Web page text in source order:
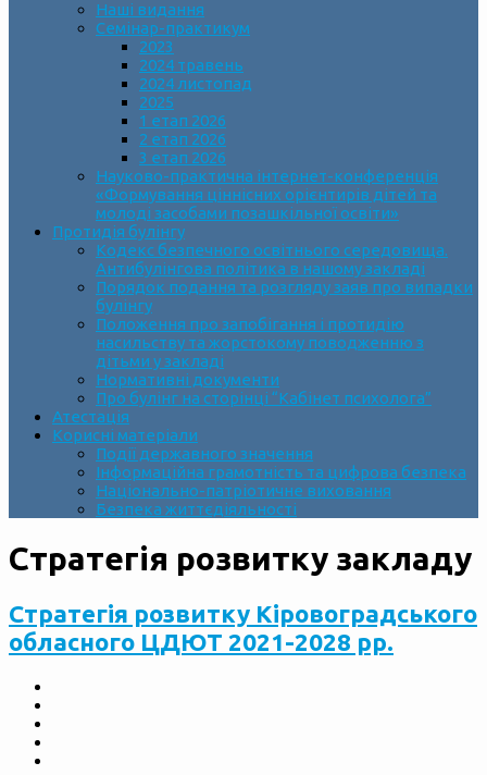
Наші видання
Семінар-практикум
2023
2024 травень
2024 листопад
2025
1 етап 2026
2 етап 2026
3 етап 2026
Науково-практична інтернет-конференція
«Формування ціннісних орієнтирів дітей та
молоді засобами позашкільної освіти»
Протидія булінгу
Кодекс безпечного освітнього середовища.
Антибулінгова політика в нашому закладі
Порядок подання та розгляду заяв про випадки
булінгу
Положення про запобігання і протидію
насильству та жорстокому поводженню з
дітьми у закладі
Нормативні документи
Про булінг на сторінці “Кабінет психолога”
Атестація
Корисні матеріали
Події державного значення
Інформаційна грамотність та цифрова безпека
Національно-патріотичне виховання
Безпека життєдіяльності
Стратегія розвитку закладу
Стратегія розвитку Кіровоградського
обласного ЦДЮТ 2021-2028 рр.